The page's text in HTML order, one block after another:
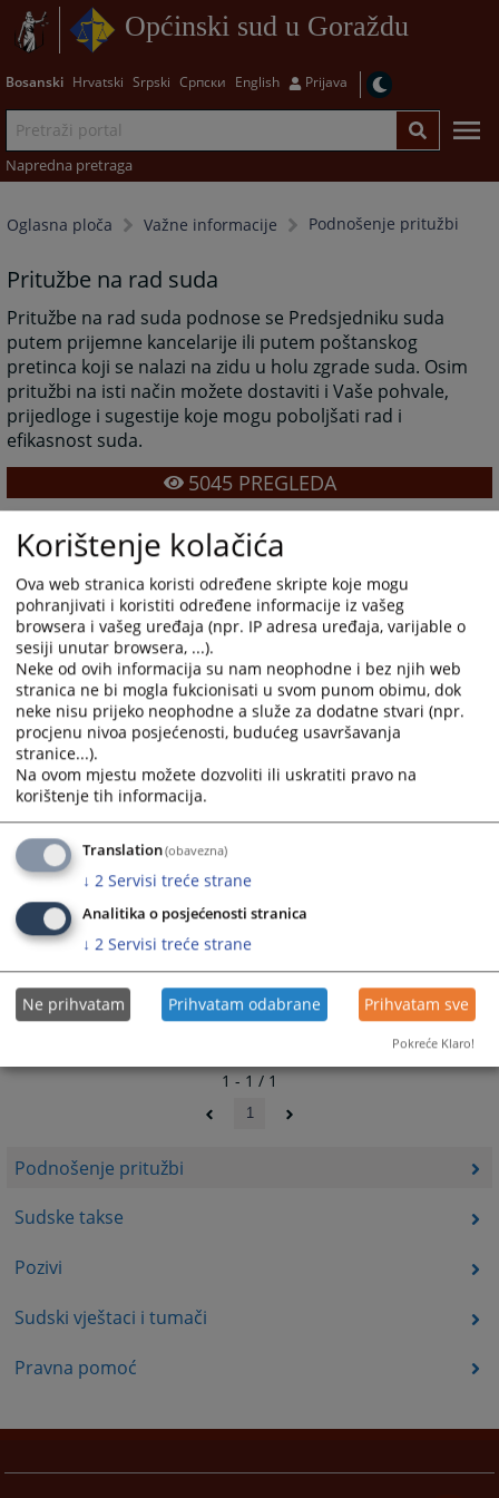
Općinski sud u Goraždu
Bosanski Hrvatski Srpski Српски English Prijava
Napredna pretraga
Oglasna ploča Važne informacije Podnošenje pritužbi
Podnošenje pritužbi
Sudske takse
Pozivi
Sudski vještaci i tumači
Pravna pomoć
Pritužbe na rad suda
Pritužbe na rad suda podnose se Predsjedniku suda
putem prijemne kancelarije ili putem poštanskog
pretinca koji se nalazi na zidu u holu zgrade suda. Osim
pritužbi na isti način možete dostaviti i Vaše pohvale,
prijedloge i sugestije koje mogu poboljšati rad i
efikasnost suda.
5045PREGLEDA
1 - 1 / 1
1
Korištenje kolačića
Ova web stranica koristi određene skripte koje mogu
pohranjivati i koristiti određene informacije iz vašeg
browsera i vašeg uređaja (npr. IP adresa uređaja, varijable o
sesiji unutar browsera, ...).
Neke od ovih informacija su nam neophodne i bez njih web
stranica ne bi mogla fukcionisati u svom punom obimu, dok
neke nisu prijeko neophodne a služe za dodatne stvari (npr.
procjenu nivoa posjećenosti, budućeg usavršavanja
stranice...).
Na ovom mjestu možete dozvoliti ili uskratiti pravo na
korištenje tih informacija.
Translation(obavezna)
↓ 2 Servisi treće strane
Analitika o posjećenosti stranica
↓ 2 Servisi treće strane
Ne prihvatam Prihvatam odabrane Prihvatam sve
Pokreće Klaro!